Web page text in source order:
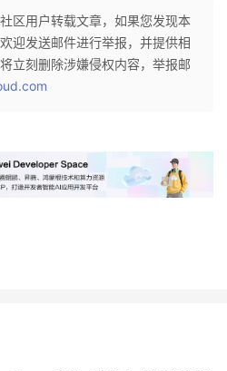
区用户转载文章，如果您发现本
迎发送邮件进行举报，并提供相
立刻删除涉嫌侵权内容，举报邮